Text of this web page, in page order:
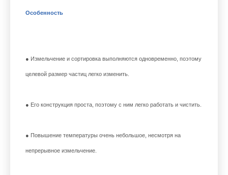
Особенность
● Измельчение и сортировка выполняются одновременно, поэтому
целевой размер частиц легко изменить.
● Его конструкция проста, поэтому с ним легко работать и чистить.
● Повышение температуры очень небольшое, несмотря на
непрерывное измельчение.